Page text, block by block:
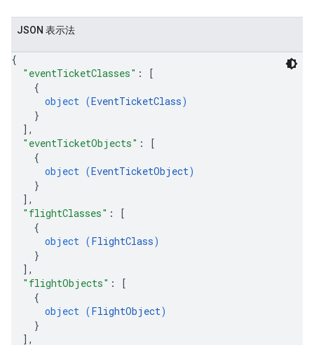
JSON 表示法
{
"eventTicketClasses" :
[
{
object (EventTicketClass)
}
] ,
"eventTicketObjects" :
[
{
object (EventTicketObject)
}
] ,
"flightClasses" :
[
{
object (FlightClass)
}
] ,
"flightObjects" :
[
{
object (FlightObject)
}
] ,